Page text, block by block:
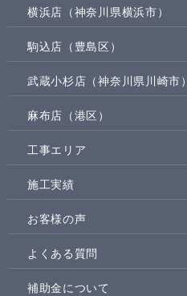
横浜店（神奈川県横浜市）
駒込店（豊島区）
武蔵小杉店（神奈川県川崎市）
麻布店（港区）
工事エリア
施工実績
お客様の声
よくある質問
補助金について